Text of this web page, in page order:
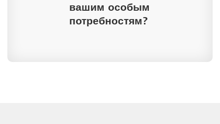
вашим особым
потребностям?